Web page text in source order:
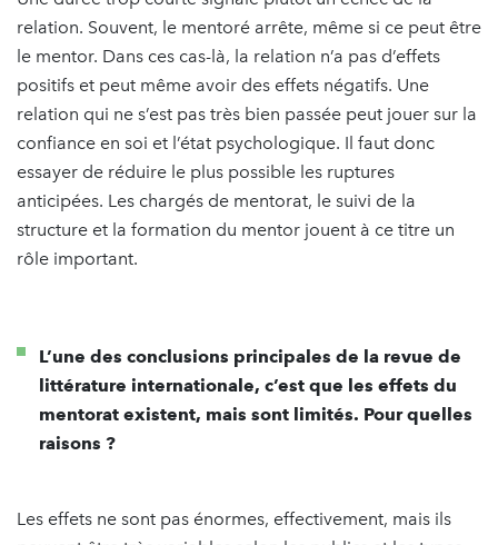
relation. Souvent, le mentoré arrête, même si ce peut être
le mentor. Dans ces cas-là, la relation n’a pas d’effets
positifs et peut même avoir des effets négatifs. Une
relation qui ne s’est pas très bien passée peut jouer sur la
confiance en soi et l’état psychologique. Il faut donc
essayer de réduire le plus possible les ruptures
anticipées. Les chargés de mentorat, le suivi de la
structure et la formation du mentor jouent à ce titre un
rôle important.
L’une des conclusions principales de la revue de
littérature internationale, c’est que les effets du
mentorat existent, mais sont limités. Pour quelles
raisons ?
Les effets ne sont pas énormes, effectivement, mais ils